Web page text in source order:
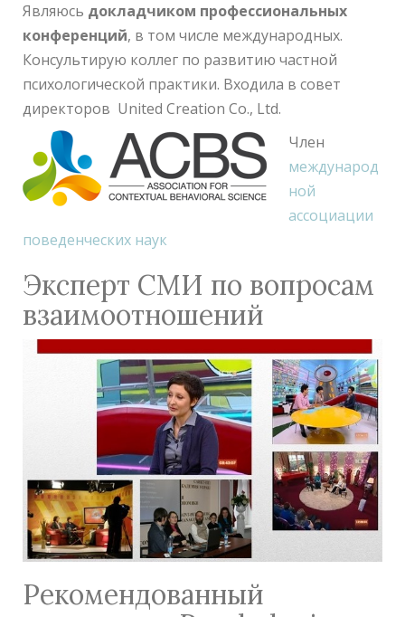
Являюсь докладчиком профессиональных
конференций, в том числе международных.
Консультирую коллег по развитию частной
психологической практики. Входила в совет
директоров United Creation Co., Ltd.
Член
международ
ной
ассоциации
поведенческих наук
Эксперт СМИ по вопросам
взаимоотношений
Рекомендованный